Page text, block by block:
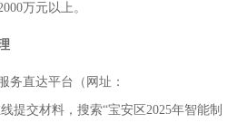
万元以上。
务直达平台（网址：
线提交材料，搜索“宝安区2025年智能制